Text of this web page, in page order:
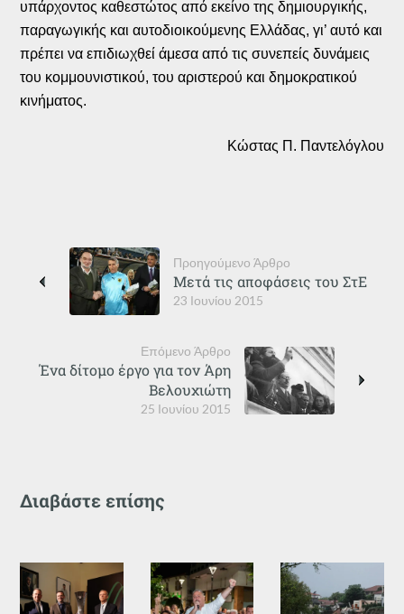
υπάρχοντος καθεστώτος από εκείνο της δημιουργικής,
παραγωγικής και αυτοδιοικούμενης Ελλάδας, γι’ αυτό και
πρέπει να επιδιωχθεί άμεσα από τις συνεπείς δυνάμεις
του κομμουνιστικού, του αριστερού και δημοκρατικού
κινήματος.
Κώστας Π. Παντελόγλου
Προηγούμενο Άρθρο
23 Ιουνίου 2015
Μετά τις αποφάσεις του ΣτΕ
Επόμενο Άρθρο
25 Ιουνίου 2015
Ένα δίτομο έργο για τον Άρη
Βελουχιώτη
Διαβάστε επίσης